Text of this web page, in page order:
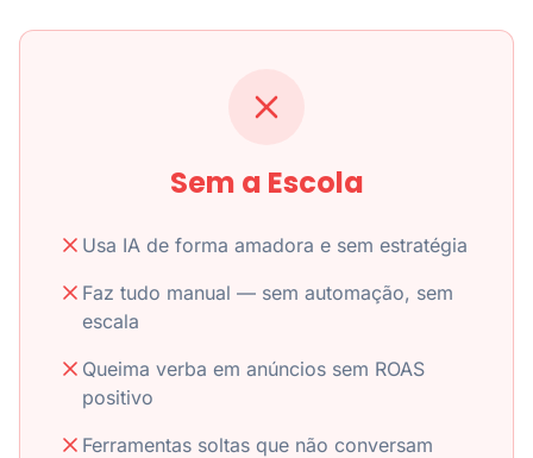
Sem a Escola
Usa IA de forma amadora e sem estratégia
Faz tudo manual — sem automação, sem
escala
Queima verba em anúncios sem ROAS
positivo
Ferramentas soltas que não conversam